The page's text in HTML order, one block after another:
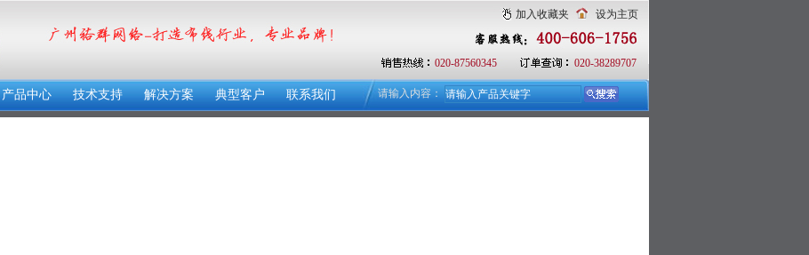
加入收藏夹 设为主页
020-87560345 020-38289707
产品中心 技术支持 解决方案 典型客户 联系我们 请输入内容：